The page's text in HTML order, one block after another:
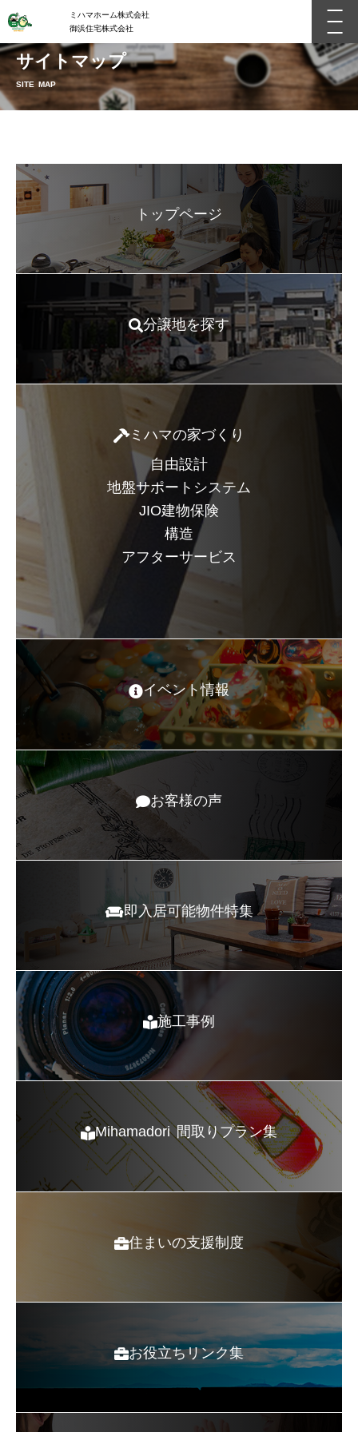
ミハマホーム株式会社
御浜住宅株式会社
サイトマップ
SITE MAP
トップページ
分譲地を探す
ミハマの家づくり
自由設計
地盤サポートシステム
JIO建物保険
構造
アフターサービス
イベント情報
お客様の声
即入居可能物件特集
施工事例
Mihamadori 間取りプラン集
住まいの支援制度
お役立ちリンク集